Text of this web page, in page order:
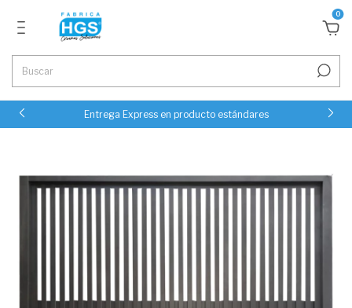
0
Entrega Express en producto estándares